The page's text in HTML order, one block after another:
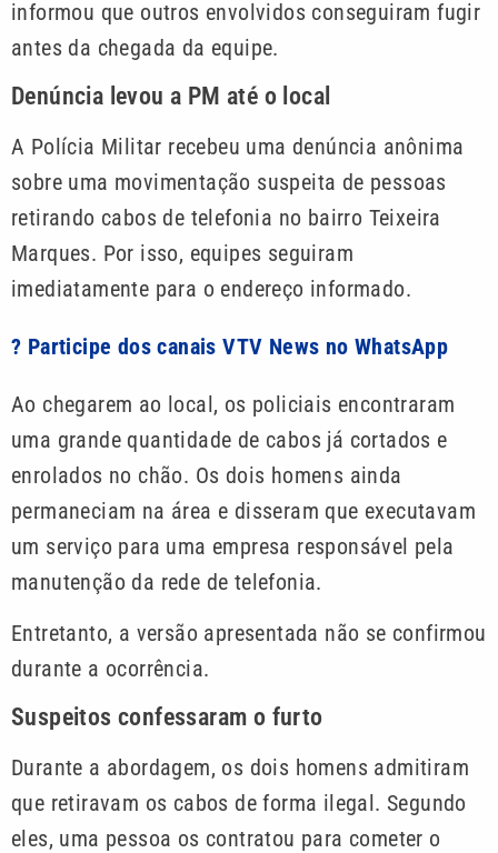
informou que outros envolvidos conseguiram fugir
antes da chegada da equipe.
Denúncia levou a PM até o local
A Polícia Militar recebeu uma denúncia anônima
sobre uma movimentação suspeita de pessoas
retirando cabos de telefonia no bairro Teixeira
Marques. Por isso, equipes seguiram
imediatamente para o endereço informado.
? Participe dos canais VTV News no WhatsApp
Ao chegarem ao local, os policiais encontraram
uma grande quantidade de cabos já cortados e
enrolados no chão. Os dois homens ainda
permaneciam na área e disseram que executavam
um serviço para uma empresa responsável pela
manutenção da rede de telefonia.
Entretanto, a versão apresentada não se confirmou
durante a ocorrência.
Suspeitos confessaram o furto
Durante a abordagem, os dois homens admitiram
que retiravam os cabos de forma ilegal. Segundo
eles, uma pessoa os contratou para cometer o